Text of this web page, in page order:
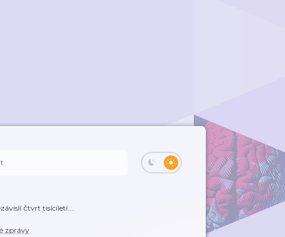
čtvrt tisíciletí....
zprávy